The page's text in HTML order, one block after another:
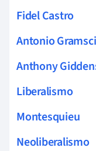
Fidel Castro
Antonio Gramsci
Anthony
Liberalismo
Montesquieu
Neoliberalismo